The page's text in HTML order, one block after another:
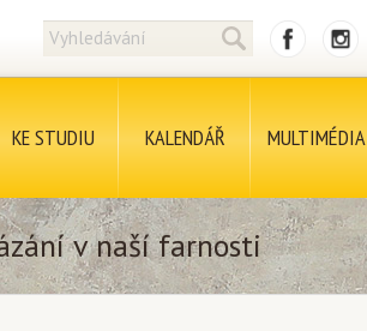
KE STUDIU KALENDÁŘ MULTIMÉDIA
v naší farnosti